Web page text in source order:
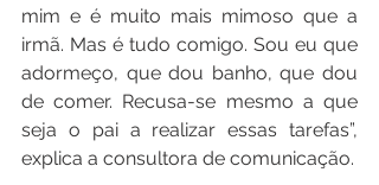
mim e é muito mais mimoso que a
irmã. Mas é tudo comigo. Sou eu que
adormeço, que dou banho, que dou
de comer. Recusa-se mesmo a que
seja o pai a realizar essas tarefas”,
explica a consultora de comunicação.